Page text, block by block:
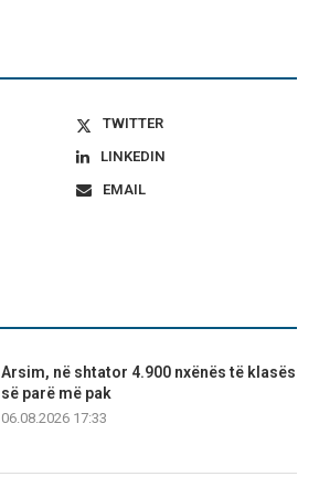
TWITTER
LINKEDIN
EMAIL
Arsim, në shtator 4.900 nxënës të klasës
së parë më pak
06.08.2026 17:33